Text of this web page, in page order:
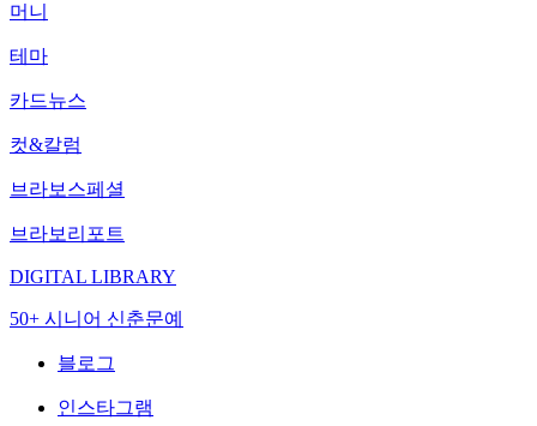
머니
테마
카드뉴스
컷&칼럼
브라보스페셜
브라보리포트
DIGITAL LIBRARY
50+ 시니어 신춘문예
블로그
인스타그램